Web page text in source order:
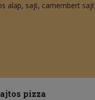
alap sajt camembert sajt
pizza